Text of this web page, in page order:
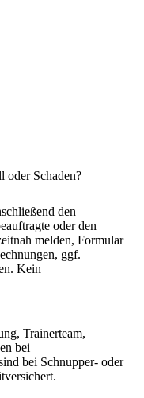
oder Schaden?
den
oder den
melden, Formular
ggf.
Kein
Trainerteam,
bei
bei Schnupper- oder